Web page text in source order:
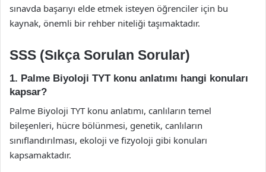
sınavda başarıyı elde etmek isteyen öğrenciler için bu
kaynak, önemli bir rehber niteliği taşımaktadır.
SSS (Sıkça Sorulan Sorular)
1. Palme Biyoloji TYT konu anlatımı hangi konuları
kapsar?
Palme Biyoloji TYT konu anlatımı, canlıların temel
bileşenleri, hücre bölünmesi, genetik, canlıların
sınıflandırılması, ekoloji ve fizyoloji gibi konuları
kapsamaktadır.